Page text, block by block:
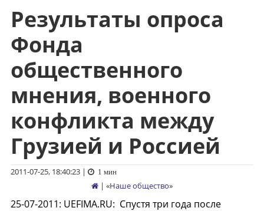
Перейти
содержимому
Результаты опроса
Фонда
общественного
мнения, военного
конфликта между
Грузией и Россией
2011-07-25, 18:40:23| 1 мин
| «Наше общество»
25-07-2011: UEFIMA.RU: Спустя три года после